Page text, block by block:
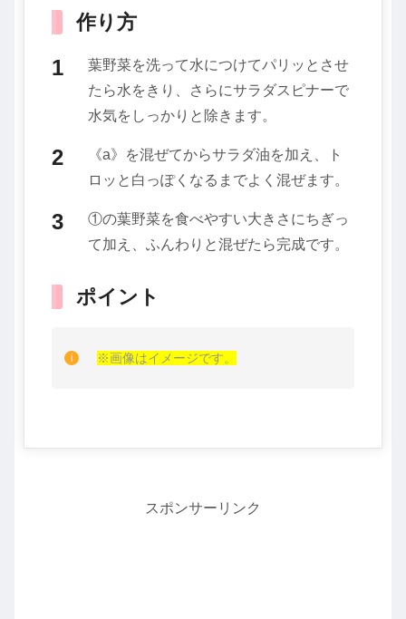
作り方
葉野菜を洗って水につけてパリッとさせ
たら水をきり、さらにサラダスピナーで
水気をしっかりと除きます。
《a》を混ぜてからサラダ油を加え、ト
ロッと白っぽくなるまでよく混ぜます。
①の葉野菜を食べやすい大きさにちぎっ
て加え、ふんわりと混ぜたら完成です。
ポイント
※画像はイメージです。
スポンサーリンク